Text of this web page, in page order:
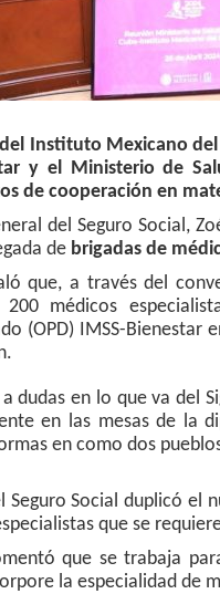
Instituto Mexicano del
y el Ministerio de
de cooperación en
del Seguro Social,
de brigadas de
que, a través del
médicos
(OPD) IMSS-
a dudas en lo que va del
en las mesas de la
en como dos
Seguro Social duplicó el
que se
que se trabaja
la especialidad de